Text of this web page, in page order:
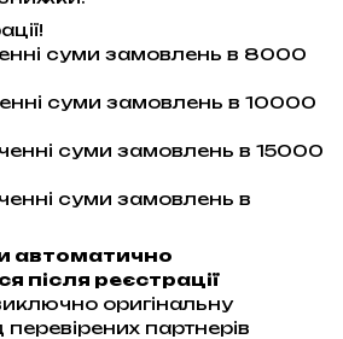
суми замовлень в 8000
суми замовлень в 10000
суми замовлень в 15000
суми замовлень в
автоматично
після реєстрації
оригінальну
партнерів